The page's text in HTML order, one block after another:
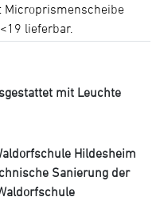
Microprismenscheibe
lieferbar.
mit Leuchte
Hildesheim
Sanierung der